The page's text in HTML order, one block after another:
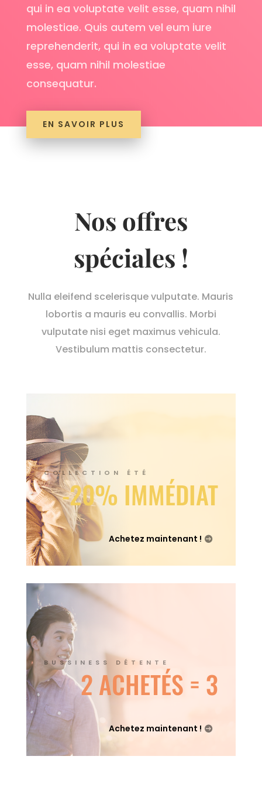
qui in ea voluptate velit esse, quam nihil
molestiae. Quis autem vel eum iure
reprehenderit, qui in ea voluptate velit
esse, quam nihil molestiae
consequatur.
EN SAVOIR PLUS
Nos offres
spéciales !
Nulla eleifend scelerisque vulputate. Mauris
lobortis a mauris eu convallis. Morbi
vulputate nisi eget maximus vehicula.
Vestibulum mattis consectetur.
COLLECTION ÉTÉ
-20% IMMÉDIAT
Achetez maintenant !
BUSSINESS DÉTENTE
2 ACHETÉS = 3
Achetez maintenant !